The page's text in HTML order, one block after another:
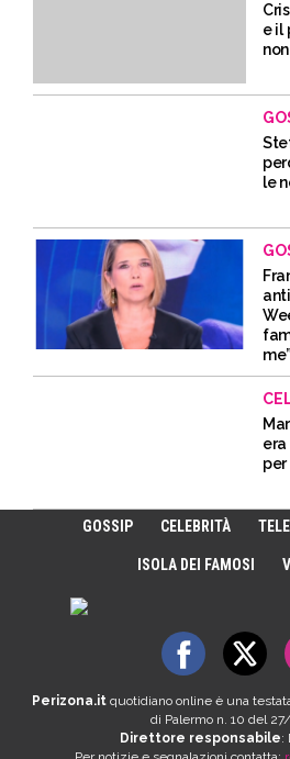
e il
le
me”
era
per
GOSSIP CELEBRITÀ
ISOLA DEI FAMOSI
Perizona.it quotidiano online è una
di Palermo n. 10 del
Direttore responsabile: